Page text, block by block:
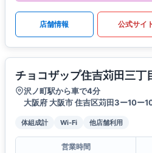
店舗情報 公式サイ
チョコザップ住吉苅田三丁
沢ノ町駅から車で4分
大阪府 大阪市 住吉区苅田3ー10ー
体組成計 Wi-Fi 他店舗利用
営業時間